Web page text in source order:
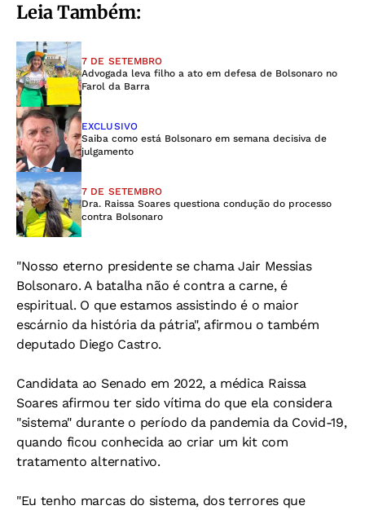
Leia Também:
7 DE SETEMBRO
Advogada leva filho a ato em defesa de Bolsonaro no
Farol da Barra
EXCLUSIVO
Saiba como está Bolsonaro em semana decisiva de
julgamento
7 DE SETEMBRO
Dra. Raissa Soares questiona condução do processo
contra Bolsonaro
"Nosso eterno presidente se chama Jair Messias
Bolsonaro. A batalha não é contra a carne, é
espiritual. O que estamos assistindo é o maior
escárnio da história da pátria", afirmou o também
deputado Diego Castro.
Candidata ao Senado em 2022, a médica Raissa
Soares afirmou ter sido vítima do que ela considera
"sistema" durante o período da pandemia da Covid-19,
quando ficou conhecida ao criar um kit com
tratamento alternativo.
"Eu tenho marcas do sistema, dos terrores que